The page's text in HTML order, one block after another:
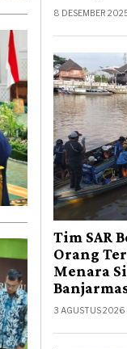
8 DESEMBER
Tim SAR
Orang
Menara
3 AGUSTUS 2026